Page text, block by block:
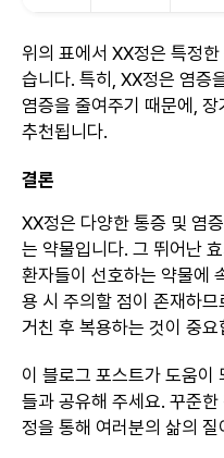
위의 표에서 XX정은 특정
습니다. 특히, XX정은 염증
염증을 줄여주기 때문에,
추천됩니다.
결론
XX정은 다양한 통증 및 염
는 약물입니다. 그 뛰어난
환자들이 선호하는 약물에
용 시 주의할 점이 존재하
거친 후 복용하는 것이 중요
이 블로그 포스트가 도움이
들과 공유해 주세요. 꾸준
정을 통해 여러분의 삶의